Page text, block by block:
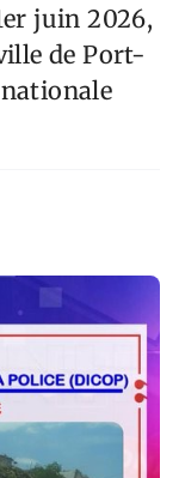
juin 2026,
de Port-